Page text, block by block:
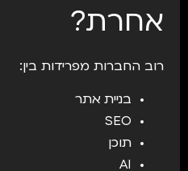
אחרת?
רוב החברות מפרידות בין:
בניית אתר
SEO
תוכן
AI